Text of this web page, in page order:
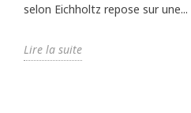
selon Eichholtz repose sur une...
Lire la suite